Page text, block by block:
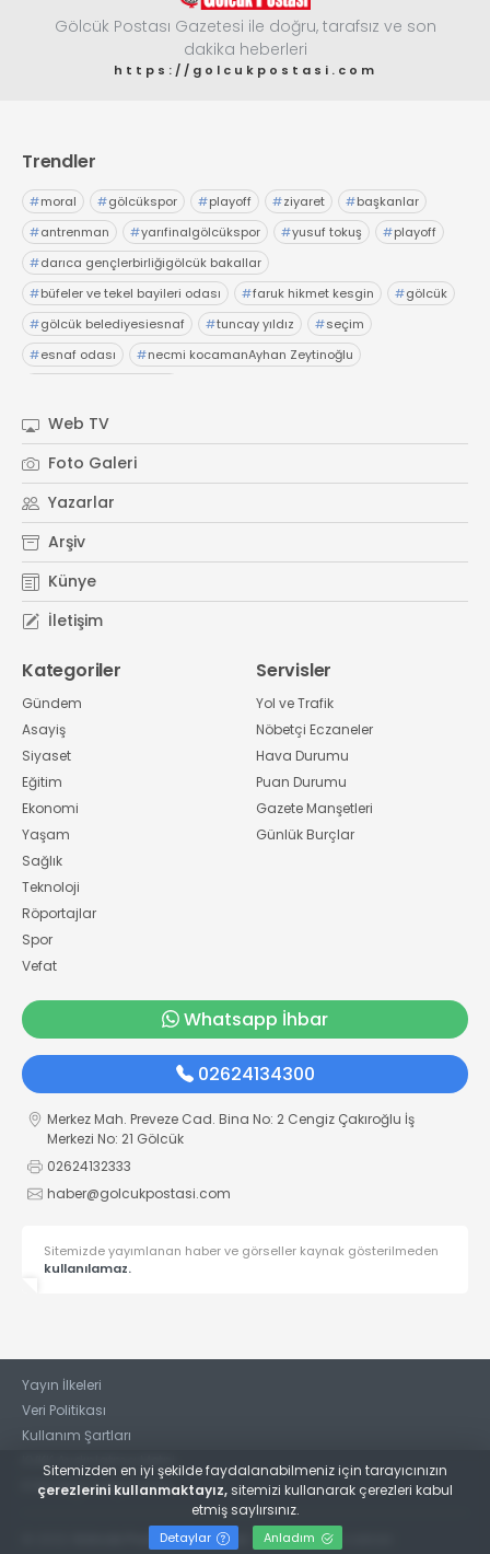
Gölcük Postası Gazetesi ile doğru, tarafsız ve son
dakika heberleri
https://golcukpostasi.com
Trendler
#moral #gölcükspor #playoff #ziyaret #başkanlar
#antrenman #yarıfinalgölcükspor #yusuf tokuş #playoff
#darıca gençlerbirliğigölcük bakallar
#büfeler ve tekel bayileri odası #faruk hikmet kesgin #gölcük
#gölcük belediyesiesnaf #tuncay yıldız #seçim
#esnaf odası #necmi kocamanAyhan Zeytinoğlu
Web TV
Foto Galeri
Yazarlar
Arşiv
Künye
İletişim
Kategoriler
Gündem
Asayiş
Siyaset
Eğitim
Ekonomi
Yaşam
Sağlık
Teknoloji
Röportajlar
Spor
Vefat
Servisler
Yol ve Trafik
Nöbetçi Eczaneler
Hava Durumu
Puan Durumu
Gazete Manşetleri
Günlük Burçlar
Whatsapp İhbar
02624134300
Merkez Mah. Preveze Cad. Bina No: 2 Cengiz Çakıroğlu İş
Merkezi No: 21 Gölcük
02624132333
haber@golcukpostasi.com
Sitemizde yayımlanan haber ve görseller kaynak gösterilmeden
kullanılamaz.
Yayın İlkeleri
Veri Politikası
Kullanım Şartları
KVKK Bilgi Talep Formu
Gölcük Postası Gazetesi - Tüm hakları saklıdır.
Sitemizden en iyi şekilde faydalanabilmeniz için tarayıcınızın
çerezlerini kullanmaktayız, sitemizi kullanarak çerezleri kabul
etmiş saylırsınız.
Detaylar Anladım